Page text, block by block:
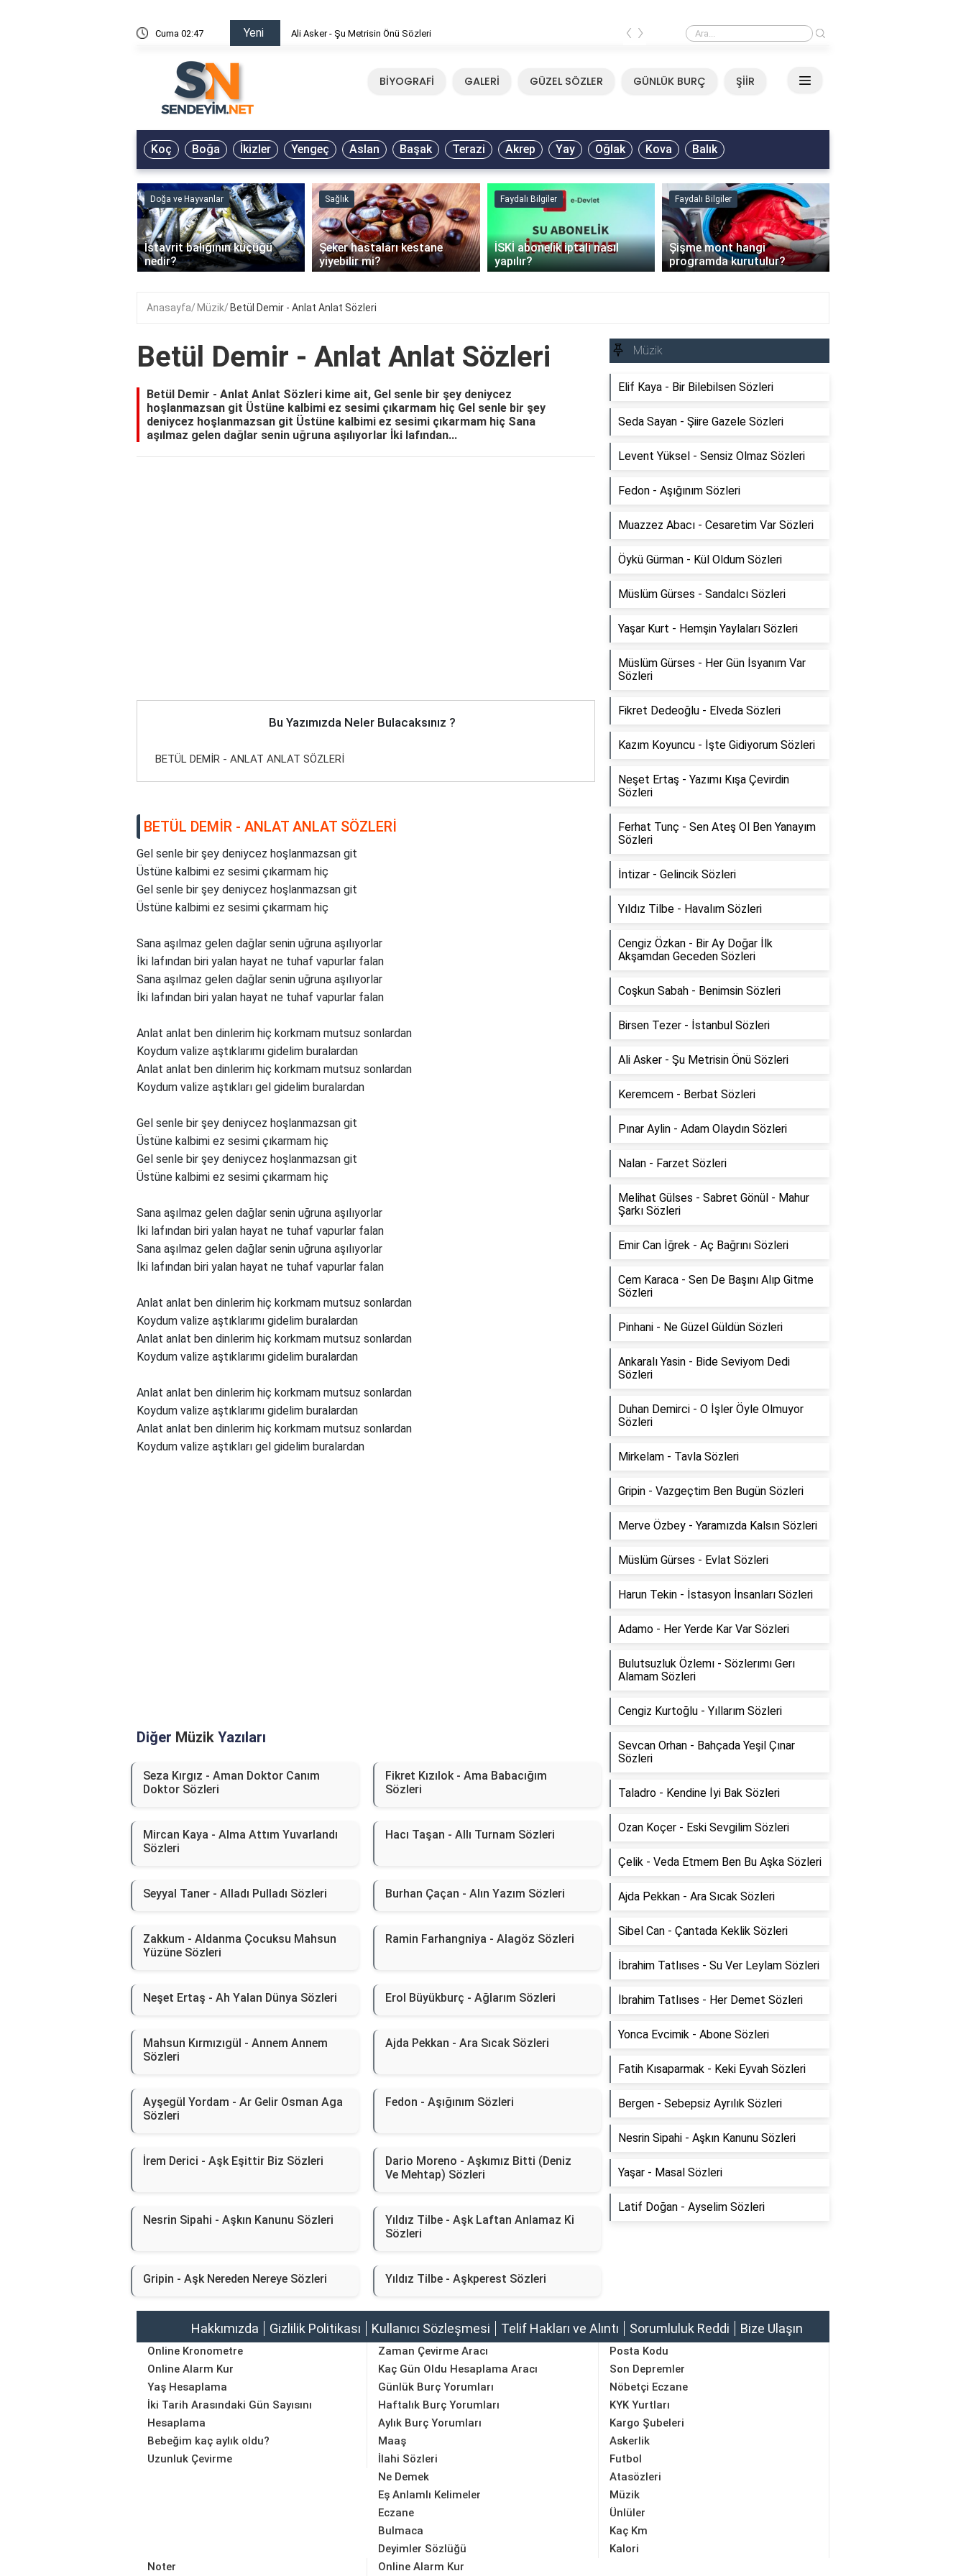
Cuma 02:47 Yeni Ali Asker - Şu Metrisin Önü Sözleri Mirkelam - Tavla Sözleri
‹ ›
BİYOGRAFİ GALERİ GÜZEL SÖZLER GÜNLÜK BURÇ ŞİİR
Koç Boğa İkizler Yengeç Aslan Başak Terazi Akrep Yay Oğlak Kova Balık
Doğa ve Hayvanlar
İstavrit balığının küçüğü
nedir?
Sağlık
Şeker hastaları kestane
yiyebilir mi?
Faydalı Bilgiler
İSKİ abonelik iptali nasıl
yapılır?
Faydalı Bilgiler
Şişme mont hangi
programda kurutulur?
‹ ›
Anasayfa Müzik Betül Demir - Anlat Anlat Sözleri
Betül Demir - Anlat Anlat Sözleri
Betül Demir - Anlat Anlat Sözleri kime ait, Gel senle bir şey deniycez
hoşlanmazsan git Üstüne kalbimi ez sesimi çıkarmam hiç Gel senle bir şey
deniycez hoşlanmazsan git Üstüne kalbimi ez sesimi çıkarmam hiç Sana
aşılmaz gelen dağlar senin uğruna aşılıyorlar İki lafından...
Bu Yazımızda Neler Bulacaksınız ?
BETÜL DEMİR - ANLAT ANLAT SÖZLERİ
BETÜL DEMİR - ANLAT ANLAT SÖZLERİ
Gel senle bir şey deniycez hoşlanmazsan git
Üstüne kalbimi ez sesimi çıkarmam hiç
Gel senle bir şey deniycez hoşlanmazsan git
Üstüne kalbimi ez sesimi çıkarmam hiç
Sana aşılmaz gelen dağlar senin uğruna aşılıyorlar
İki lafından biri yalan hayat ne tuhaf vapurlar falan
Sana aşılmaz gelen dağlar senin uğruna aşılıyorlar
İki lafından biri yalan hayat ne tuhaf vapurlar falan
Anlat anlat ben dinlerim hiç korkmam mutsuz sonlardan
Koydum valize aştıklarımı gidelim buralardan
Anlat anlat ben dinlerim hiç korkmam mutsuz sonlardan
Koydum valize aştıkları gel gidelim buralardan
Gel senle bir şey deniycez hoşlanmazsan git
Üstüne kalbimi ez sesimi çıkarmam hiç
Gel senle bir şey deniycez hoşlanmazsan git
Üstüne kalbimi ez sesimi çıkarmam hiç
Sana aşılmaz gelen dağlar senin uğruna aşılıyorlar
İki lafından biri yalan hayat ne tuhaf vapurlar falan
Sana aşılmaz gelen dağlar senin uğruna aşılıyorlar
İki lafından biri yalan hayat ne tuhaf vapurlar falan
Anlat anlat ben dinlerim hiç korkmam mutsuz sonlardan
Koydum valize aştıklarımı gidelim buralardan
Anlat anlat ben dinlerim hiç korkmam mutsuz sonlardan
Koydum valize aştıklarımı gidelim buralardan
Anlat anlat ben dinlerim hiç korkmam mutsuz sonlardan
Koydum valize aştıklarımı gidelim buralardan
Anlat anlat ben dinlerim hiç korkmam mutsuz sonlardan
Koydum valize aştıkları gel gidelim buralardan
Diğer Müzik Yazıları
Seza Kırgız - Aman Doktor Canım
Doktor Sözleri
Fikret Kızılok - Ama Babacığım
Sözleri
Mircan Kaya - Alma Attım Yuvarlandı
Sözleri
Hacı Taşan - Allı Turnam Sözleri
Seyyal Taner - Alladı Pulladı Sözleri Burhan Çaçan - Alın Yazım Sözleri
Zakkum - Aldanma Çocuksu Mahsun
Yüzüne Sözleri
Ramin Farhangniya - Alagöz Sözleri
Neşet Ertaş - Ah Yalan Dünya Sözleri Erol Büyükburç - Ağlarım Sözleri
Mahsun Kırmızıgül - Annem Annem
Sözleri
Ajda Pekkan - Ara Sıcak Sözleri
Ayşegül Yordam - Ar Gelir Osman Aga
Sözleri
Fedon - Aşığınım Sözleri
İrem Derici - Aşk Eşittir Biz Sözleri
Dario Moreno - Aşkımız Bitti (Deniz
Ve Mehtap) Sözleri
Nesrin Sipahi - Aşkın Kanunu Sözleri
Yıldız Tilbe - Aşk Laftan Anlamaz Ki
Sözleri
Gripin - Aşk Nereden Nereye Sözleri Yıldız Tilbe - Aşkperest Sözleri
Müzik
Elif Kaya - Bir Bilebilsen Sözleri
Seda Sayan - Şiire Gazele Sözleri
Levent Yüksel - Sensiz Olmaz Sözleri
Fedon - Aşığınım Sözleri
Muazzez Abacı - Cesaretim Var Sözleri
Öykü Gürman - Kül Oldum Sözleri
Müslüm Gürses - Sandalcı Sözleri
Yaşar Kurt - Hemşin Yaylaları Sözleri
Müslüm Gürses - Her Gün İsyanım Var
Sözleri
Fikret Dedeoğlu - Elveda Sözleri
Kazım Koyuncu - İşte Gidiyorum Sözleri
Neşet Ertaş - Yazımı Kışa Çevirdin
Sözleri
Ferhat Tunç - Sen Ateş Ol Ben Yanayım
Sözleri
İntizar - Gelincik Sözleri
Yıldız Tilbe - Havalım Sözleri
Cengiz Özkan - Bir Ay Doğar İlk
Akşamdan Geceden Sözleri
Coşkun Sabah - Benimsin Sözleri
Birsen Tezer - İstanbul Sözleri
Ali Asker - Şu Metrisin Önü Sözleri
Keremcem - Berbat Sözleri
Pınar Aylin - Adam Olaydın Sözleri
Nalan - Farzet Sözleri
Melihat Gülses - Sabret Gönül - Mahur
Şarkı Sözleri
Emir Can İğrek - Aç Bağrını Sözleri
Cem Karaca - Sen De Başını Alıp Gitme
Sözleri
Pinhani - Ne Güzel Güldün Sözleri
Ankaralı Yasin - Bide Seviyom Dedi
Sözleri
Duhan Demirci - O İşler Öyle Olmuyor
Sözleri
Mirkelam - Tavla Sözleri
Gripin - Vazgeçtim Ben Bugün Sözleri
Merve Özbey - Yaramızda Kalsın Sözleri
Müslüm Gürses - Evlat Sözleri
Harun Tekin - İstasyon İnsanları Sözleri
Adamo - Her Yerde Kar Var Sözleri
Bulutsuzluk Özlemı - Sözlerımı Gerı
Alamam Sözleri
Cengiz Kurtoğlu - Yıllarım Sözleri
Sevcan Orhan - Bahçada Yeşil Çınar
Sözleri
Taladro - Kendine İyi Bak Sözleri
Ozan Koçer - Eski Sevgilim Sözleri
Çelik - Veda Etmem Ben Bu Aşka Sözleri
Ajda Pekkan - Ara Sıcak Sözleri
Sibel Can - Çantada Keklik Sözleri
İbrahim Tatlıses - Su Ver Leylam Sözleri
İbrahim Tatlıses - Her Demet Sözleri
Yonca Evcimik - Abone Sözleri
Fatih Kısaparmak - Keki Eyvah Sözleri
Bergen - Sebepsiz Ayrılık Sözleri
Nesrin Sipahi - Aşkın Kanunu Sözleri
Yaşar - Masal Sözleri
Latif Doğan - Ayselim Sözleri
Hakkımızda Gizlilik Politikası Kullanıcı Sözleşmesi Telif Hakları ve Alıntı Sorumluluk Reddi Bize Ulaşın
Online Kronometre
Online Alarm Kur
Yaş Hesaplama
İki Tarih Arasındaki Gün Sayısını
Hesaplama
Bebeğim kaç aylık oldu?
Uzunluk Çevirme
Zaman Çevirme Aracı
Kaç Gün Oldu Hesaplama Aracı
Günlük Burç Yorumları
Haftalık Burç Yorumları
Aylık Burç Yorumları
Maaş
Posta Kodu
Son Depremler
Nöbetçi Eczane
KYK Yurtları
Kargo Şubeleri
Askerlik
İlahi Sözleri
Ne Demek
Eş Anlamlı Kelimeler
Eczane
Bulmaca
Deyimler Sözlüğü
Futbol
Atasözleri
Müzik
Ünlüler
Kaç Km
Kalori
Noter
Online Alarm Kur